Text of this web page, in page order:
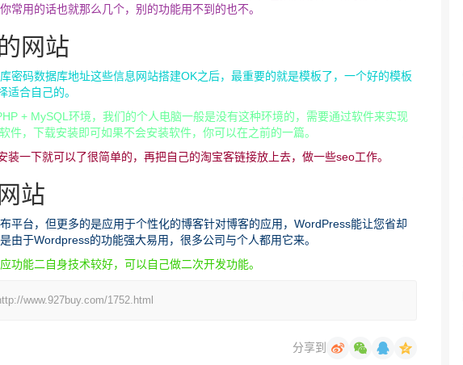
常用的话也就那么几个，别的功能用不到的也不。
网站
密码数据库地址这些信息网站搭建OK之后，最重要的就是模板了，一个好的模板
适合自己的。
+ MySQL环境，我们的个人电脑一般是没有这种环境的，需要通过软件来实现
，下载安装即可如果不会安装软件，你可以在之前的一篇。
一下就可以了很简单的，再把自己的淘宝客链接放上去，做一些seo工作。
站
平台，但更多的是应用于个性化的博客针对博客的应用，WordPress能让您省却
由于Wordpress的功能强大易用，很多公司与个人都用它来。
功能二自身技术较好，可以自己做二次开发功能。
www.927buy.com/1752.html
分享到